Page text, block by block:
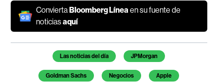
ConviertaBloomberg Líneaen su fuente de
noticiasaquí
Temas de este artículo
Las noticias del día JPMorgan
Goldman Sachs Negocios Apple